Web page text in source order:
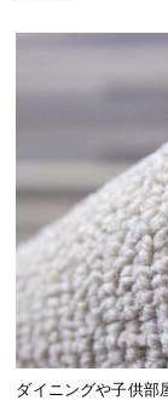
ダイニングや子供部